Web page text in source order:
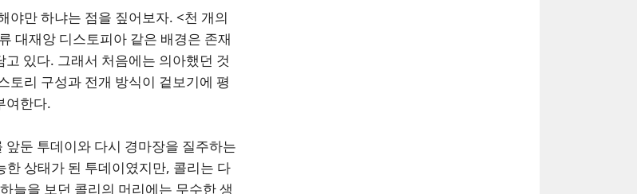
야만 하냐는 점을 짚어보자. <천 개의
대재앙 디스토피아 같은 배경은 존재
있다. 그래서 처음에는 의아했던 것
토리 구성과 전개 방식이 겉보기에 평
여한다.
둔 투데이와 다시 경마장을 질주하는
상태가 된 투데이였지만, 콜리는 다
늘을 보던 콜리의 머리에는 무수한 생